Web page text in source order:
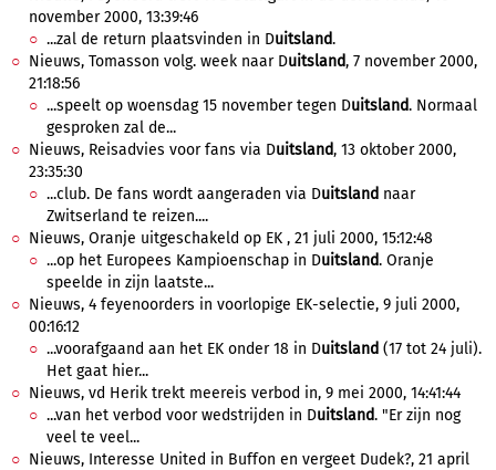
november 2000, 13:39:46
...zal de return plaatsvinden in Duitsland.
Nieuws, Tomasson volg. week naar Duitsland, 7 november 2000,
21:18:56
...speelt op woensdag 15 november tegen Duitsland. Normaal
gesproken zal de...
Nieuws, Reisadvies voor fans via Duitsland, 13 oktober 2000,
23:35:30
...club. De fans wordt aangeraden via Duitsland naar
Zwitserland te reizen....
Nieuws, Oranje uitgeschakeld op EK , 21 juli 2000, 15:12:48
...op het Europees Kampioenschap in Duitsland. Oranje
speelde in zijn laatste...
Nieuws, 4 feyenoorders in voorlopige EK-selectie, 9 juli 2000,
00:16:12
...voorafgaand aan het EK onder 18 in Duitsland (17 tot 24 juli).
Het gaat hier...
Nieuws, vd Herik trekt meereis verbod in, 9 mei 2000, 14:41:44
...van het verbod voor wedstrijden in Duitsland. "Er zijn nog
veel te veel...
Nieuws, Interesse United in Buffon en vergeet Dudek?, 21 april